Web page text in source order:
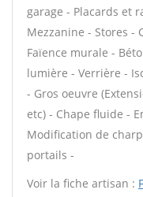
garage - Placards et
Mezzanine - Stores -
Faïence murale -
lumière - Verrière -
- Gros oeuvre
etc) - Chape fluide -
Modification de
portails -
Voir la fiche artisan :